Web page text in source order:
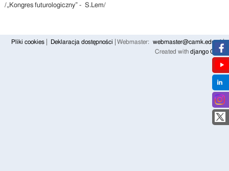
/„Kongres futurologiczny” - S.Lem/
Pliki cookies Deklaracja dostępności Webmaster:
webmaster@camk.edu.pl
Created with django CMS